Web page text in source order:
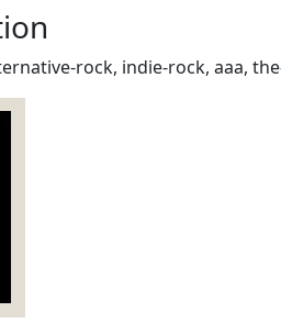
rock, indie-rock, aaa,